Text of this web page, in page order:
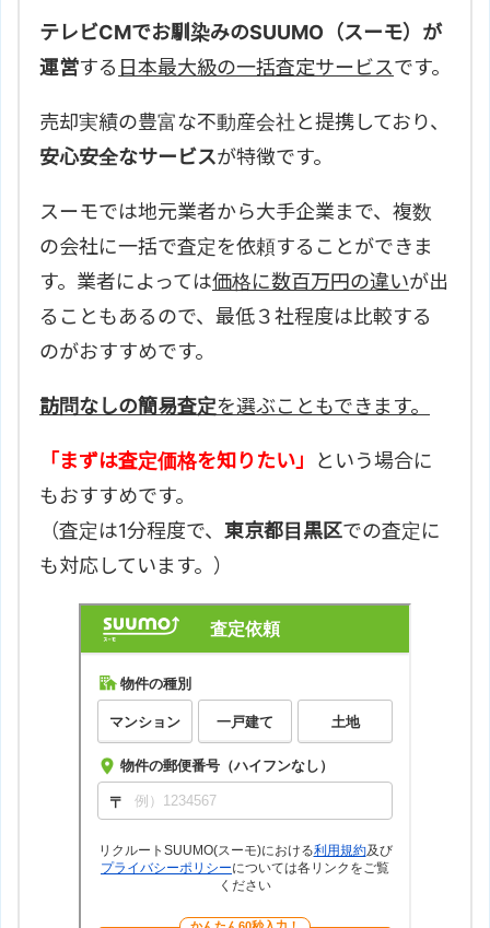
テレビCMでお馴染みのSUUMO（スーモ）が
運営する 日本最大級の一括査定サービスです。
売却実績の豊富な不動産会社と提携しており、
安心安全なサービスが特徴です。
スーモでは地元業者から大手企業まで、複数
の会社に一括で査定を依頼することができま
す。業者によっては価格に数百万円の違いが出
ることもあるので、最低３社程度は比較する
のがおすすめです。
訪問なしの簡易査定を選ぶこともできます。
「まずは査定価格を知りたい」
という場合に
もおすすめです。
（査定は1分程度で、 東京都目黒区での査定に
も対応しています。）